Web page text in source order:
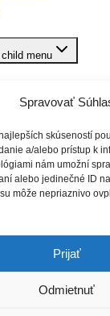
Spravovať
skúseností
a/alebo prístup k
nám umožní
alebo jedinečné ID
môže nepriaznivo
Prijať
Odmietnuť
menu
kostýmom
child menu